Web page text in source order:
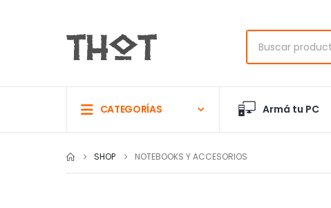
CATEGORÍAS Armá tu PC
SHOP NOTEBOOKS Y ACCESORIOS